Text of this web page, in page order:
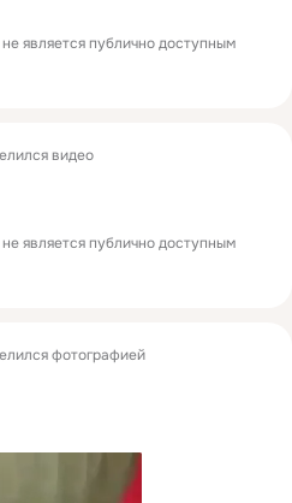
является публично доступным
видео
является публично доступным
фотографией